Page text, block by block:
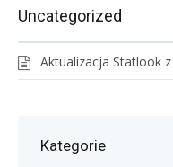
Uncategorized
Aktualizacja Statlook
Kategorie